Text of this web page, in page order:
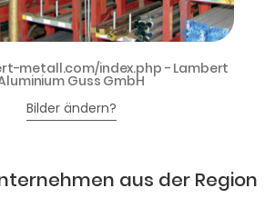
metall.com/index.php - Lambert
Guss GmbH
Bilder ändern?
aus der Region